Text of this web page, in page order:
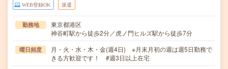
WEB登録OK 派遣
勤務地
東京都港区
神谷町駅から徒歩2分／虎ノ門ヒルズ駅から徒歩7分
曜日頻度
月・火・水・木・金(週4日) ※月末月初の週は週5日勤務で
きる方歓迎です！ #週3日以上在宅